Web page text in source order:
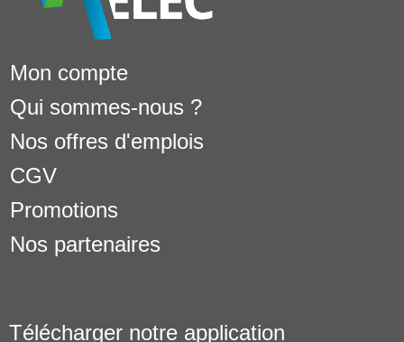
Mon compte
Qui sommes-nous ?
Nos offres d'emplois
CGV
Promotions
Nos partenaires
Télécharger notre application